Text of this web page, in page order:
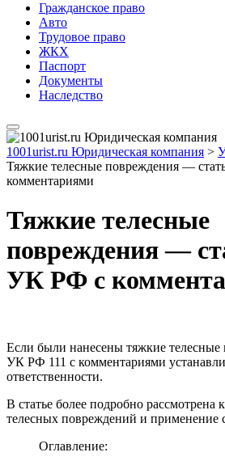
Гражданское право
Авто
Трудовое право
ЖКХ
Паспорт
Документы
Наследство
1001urist.ru Юридическая компания >
Тяжкие телесные повреждения —
комментариями
Тяжкие телесные
повреждения —
УК РФ с
Если были нанесены тяжкие телесные
УК РФ 111 с комментариями
ответственности.
В статье более подробно рассмотрена
телесных повреждений и применение
Оглавление: